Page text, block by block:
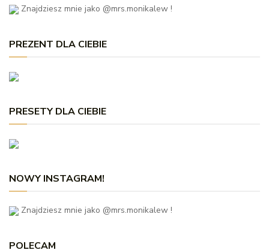
Znajdziesz mnie jako @mrs.monikalew !
PREZENT DLA CIEBIE
PRESETY DLA CIEBIE
NOWY INSTAGRAM!
Znajdziesz mnie jako @mrs.monikalew !
POLECAM